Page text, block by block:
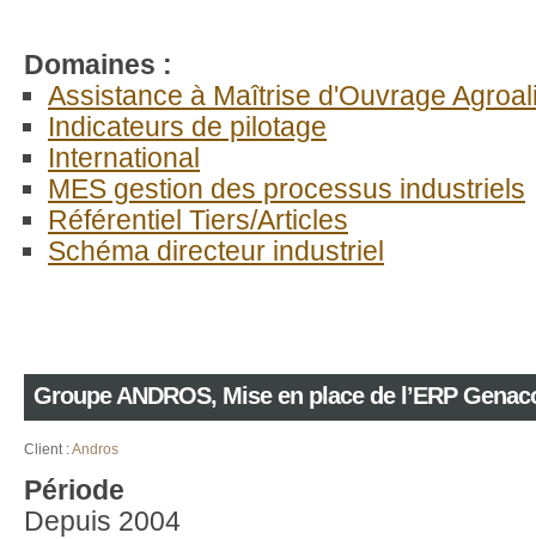
Domaines :
Assistance à Maîtrise d'Ouvrage
Indicateurs de pilotage
International
MES gestion des processus industriels
Référentiel Tiers/Articles
Schéma directeur industriel
Groupe ANDROS, Mise en place de l’ERP
Client :Andros
Période
Depuis 2004